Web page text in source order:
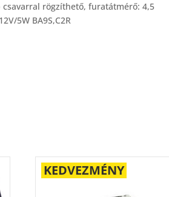
csavarral rögzíthető, furatátmérő: 4,5
5W BA9S,C2R
KEDVEZMÉNY